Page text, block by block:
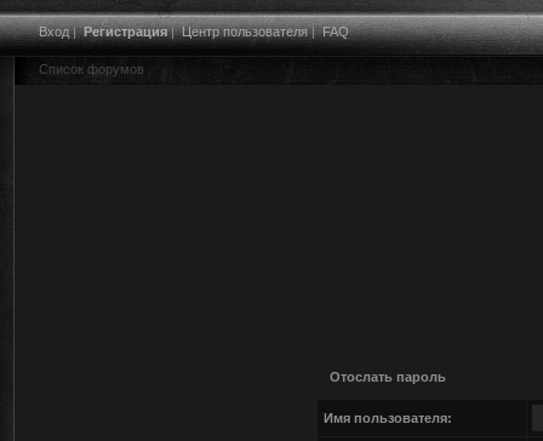
Вход|Регистрация|Центр пользователя|FAQ
Список форумов
Отослать пароль
Имя пользователя: